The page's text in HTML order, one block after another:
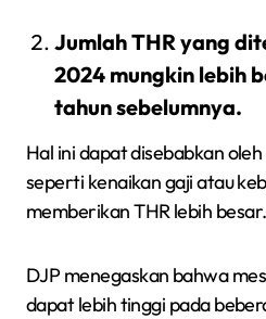
Jumlah THR yang
2024 mungkin lebih
tahun sebelumnya.
Hal ini dapat disebabkan
seperti kenaikan gaji atau
memberikan THR lebih besar.
DJP menegaskan bahwa
dapat lebih tinggi pada